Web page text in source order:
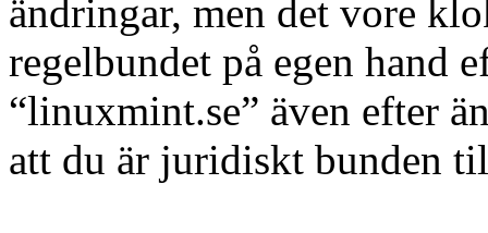
ändringar, men det vore
regelbundet på egen hand
“linuxmint.se” även efter
att du är juridiskt bunden